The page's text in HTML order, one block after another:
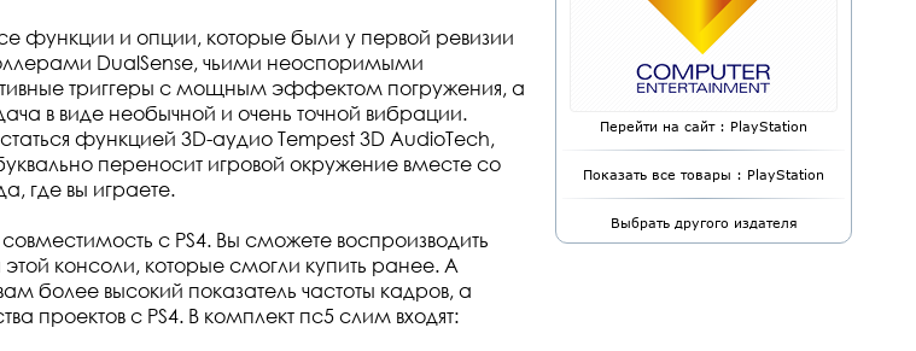
функции и опции, которые были у первой ревизии
DualSense, чьими неоспоримыми
триггеры с мощным эффектом погружения, а
в виде необычной и очень точной вибрации.
функцией 3D-аудио Tempest 3D AudioTech,
переносит игровой окружение вместе со
где вы играете.
с PS4. Вы сможете воспроизводить
консоли, которые смогли купить ранее. А
более высокий показатель частоты кадров, а
проектов с PS4. В комплект пс5 слим входят:
Перейти на сайт : PlayStation
Показать все товары : PlayStation
Выбрать другого издателя